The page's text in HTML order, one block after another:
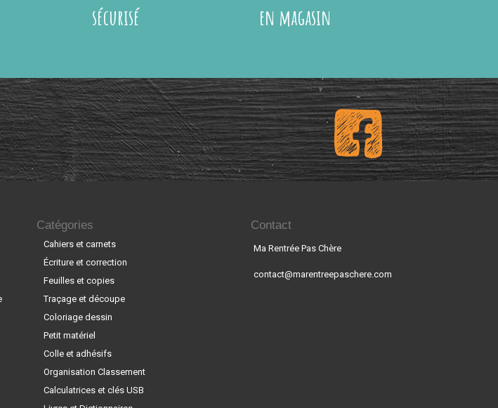
sécurisé
en magasin
Catégories
Cahiers et carnets
Écriture et correction
Feuilles et copies
Traçage et découpe
Coloriage dessin
Petit matériel
Colle et adhésifs
Organisation Classement
Calculatrices et clés USB
Contact
Ma Rentrée Pas Chère
contact@marentreepaschere.com